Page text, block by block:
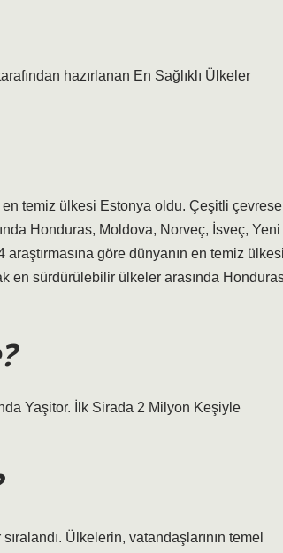
hazırlanan En Sağlıklı Ülkeler
en temiz ülkesi Estonya oldu. Çeşitli
Honduras, Moldova, Norveç, İsveç, Yeni
göre dünyanın en temiz ülkesi
en sürdürülebilir ülkeler arasında
Yaşitor. İlk Sirada 2 Milyon Keşiyle
Ülkelerin, vatandaşlarının temel